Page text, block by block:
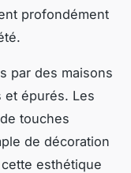
profondément
par des maisons
épurés. Les
touches
de décoration
esthétique